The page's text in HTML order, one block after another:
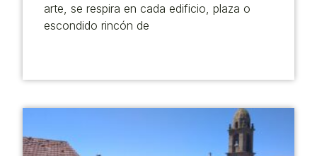
arte, se respira en cada edificio, plaza o
escondido rincón de